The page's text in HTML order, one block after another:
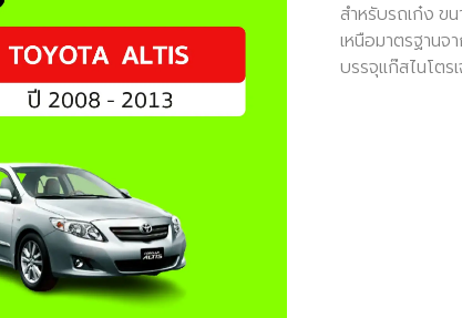
สำหรับรถเก๋ง ข
เหนือมาตรฐาน
บรรจุแก๊สไนโตร